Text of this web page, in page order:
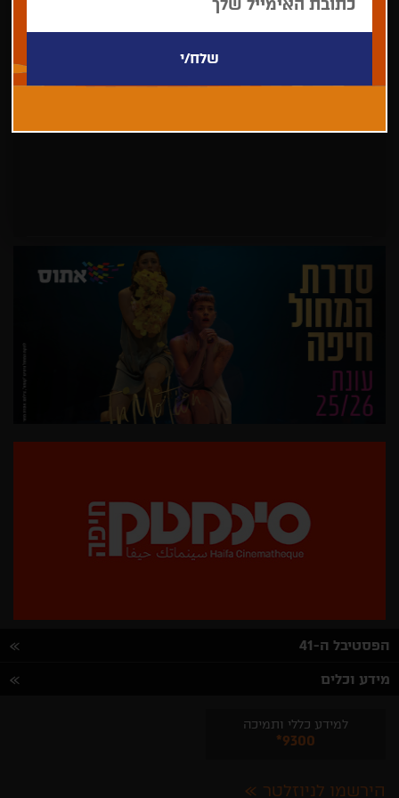
הפסטיבל ה-41
מידע וכלים
למידע כללי ותמיכה
*9300
הירשמו לניוזלטר